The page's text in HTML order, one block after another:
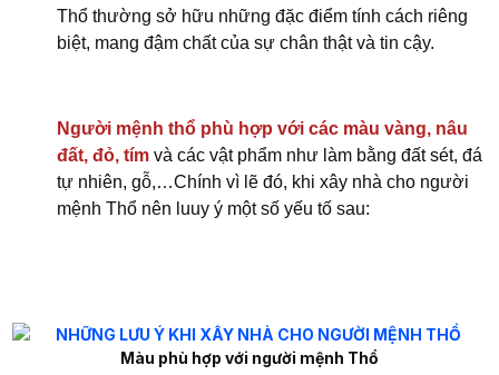
Thổ thường sở hữu những đặc điểm tính cách riêng
biệt, mang đậm chất của sự chân thật và tin cậy.
Người mệnh thổ phù hợp với các màu vàng, nâu
đất, đỏ, tím và các vật phẩm như làm bằng đất sét, đá
tự nhiên, gỗ,…Chính vì lẽ đó, khi xây nhà cho người
mệnh Thổ nên luuy ý một số yếu tố sau:
Màu phù hợp với người mệnh Thổ